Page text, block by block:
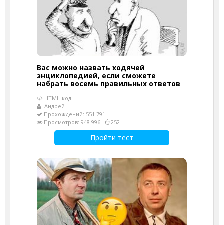
Вас можно назвать ходячей
энциклопедией, если сможете
набрать восемь правильных ответов
HTML-код
Андрей
Прохождений: 551 791
Просмотров: 948 996
252
Пройти тест